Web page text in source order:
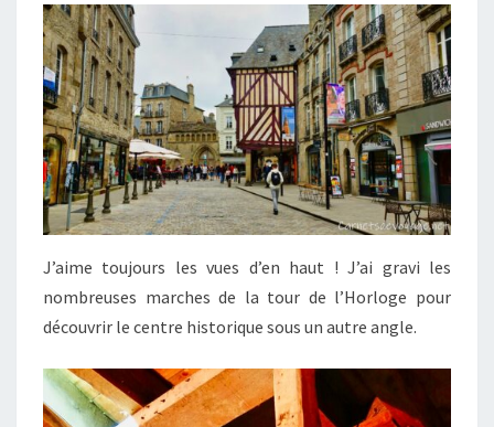
J’aime toujours les vues d’en haut ! J’ai gravi les
nombreuses marches de la tour de l’Horloge pour
découvrir le centre historique sous un autre angle.